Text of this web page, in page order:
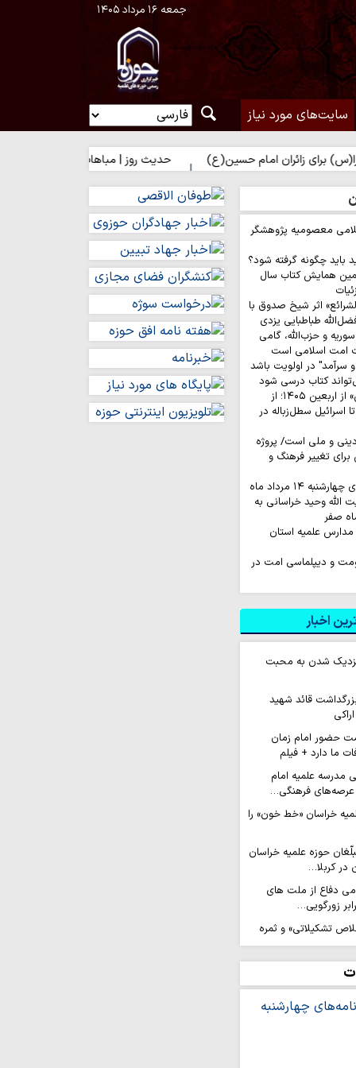
جمعه ۱۶ مرداد ۱۴۰۵
سایت‌های مورد نیاز
امام حسین(ع) حدیث روز | مباهات خداوند به زائر امام
معصومیه پژوهشگر
باید چگونه گرفته شود؟
همایش کتاب سال
اثر شیخ صدوق با
طباطبایی یزدی
و حزب‌الله، گامی
امت اسلامی است
سرآمد" در اولویت باشد
کتاب درسی شود
روایت‌ کاربران «ایکس» از اربعین ۱۴۰۵؛ از
اسرائیل سطل‌زباله‌ در
و ملی است/ پروژه
تغییر فرهنگ و
۱۴ مرداد ماه
الله وحید خراسانی به
صفر
علمیه استان
و دیپلماسی امت در
اخبار
شدن به محبت
قائد شهید
حضور امام زمان
ما دارد + فیلم
مدرسه علمیه امام
فرهنگی…
خراسان «خط خون» را
حوزه علمیه خراسان
در کربلا…
دفاع از ملت های
زورگویی…
تشکیلاتی» و ثمره
است
کاروان ۲۰۰ نفره نوجوانان کهگیلویه و
من» در مسیر نجف